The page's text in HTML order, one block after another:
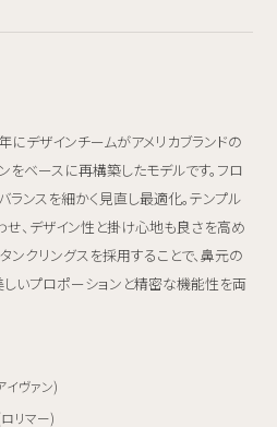
にデザインチームがアメリカブランドの
ベースに再構築したモデルです。フロ
ンスを細かく見直し最適化。テンプル
、デザイン性と掛け心地も良さを高め
ンクリングスを採用することで、鼻元の
しいプロポーションと精密な機能性を両
イヴァン)
リマー)